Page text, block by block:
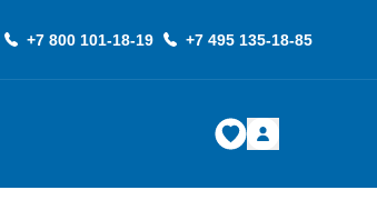
+7 800 101-18-19 +7 495 135-18-85